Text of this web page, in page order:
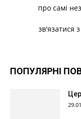
про самі
зв'язатися
ПОПУЛЯРНІ